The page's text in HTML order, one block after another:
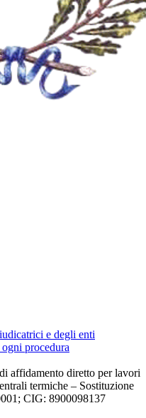
e degli enti
procedura
affidamento diretto per lavori
termiche – Sostituzione
CIG: 8900098137